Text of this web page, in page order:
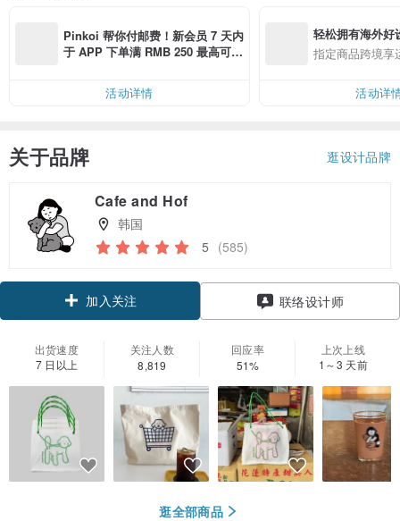
Pinkoi 帮你付邮费！新会员 7 天内
于 APP 下单满 RMB 250 最高可折
活动详情
轻松拥有海外好
指定商品跨境享
活动详
关于品牌 逛设计品牌
Cafe and Hof
韩国
5 (585)
加入关注 联络设计师
出货速度
7 日以上
关注人数
8,819
回应率
51%
上次上线
1～3 天前
逛全部商品